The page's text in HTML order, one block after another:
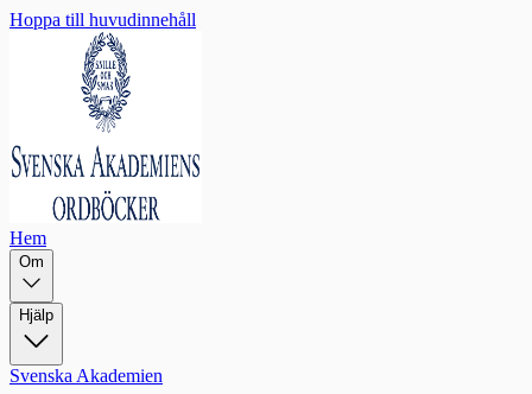
Hoppa till huvudinnehåll
Hem
Om
Hjälp
Svenska Akademien